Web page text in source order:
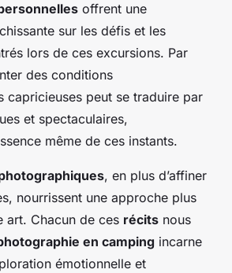
offrent une
sur les défis et les
lors de ces excursions. Par
des conditions
capricieuses peut se traduire par
et spectaculaires,
même de ces instants.
, en plus d’affiner
nourrissent une approche plus
art. Chacun de ces récits nous
en camping incarne
émotionnelle et